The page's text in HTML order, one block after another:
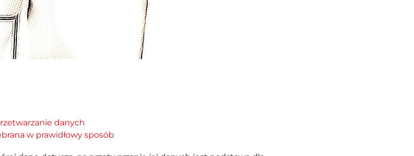
danych
w prawidłowy sposób